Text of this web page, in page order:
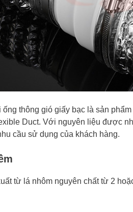
thông gió giấy bạc là sản
Duct. Với nguyên liệu được
cầu sử dụng của khách hàng.
từ lá nhôm nguyên chất từ 2